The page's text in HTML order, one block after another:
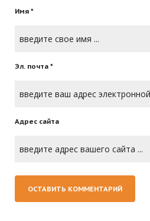
Имя *
Эл. почта *
Адрес сайта